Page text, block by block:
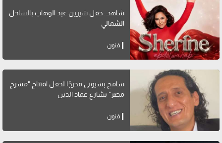
شاهد.. حفل شيرين عبد الوهاب بالساحل
الشمالي
فنون
سامح بسيوني مخرجًا لحفل افتتاح "مسرح
مصر" بشارع عماد الدين
فنون